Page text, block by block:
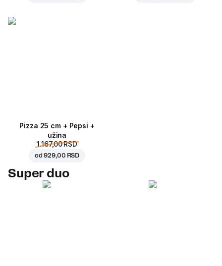
Pizza 25 cm + Pepsi +
užina
1.167,00 RSD
od929,00 RSD
Super duo